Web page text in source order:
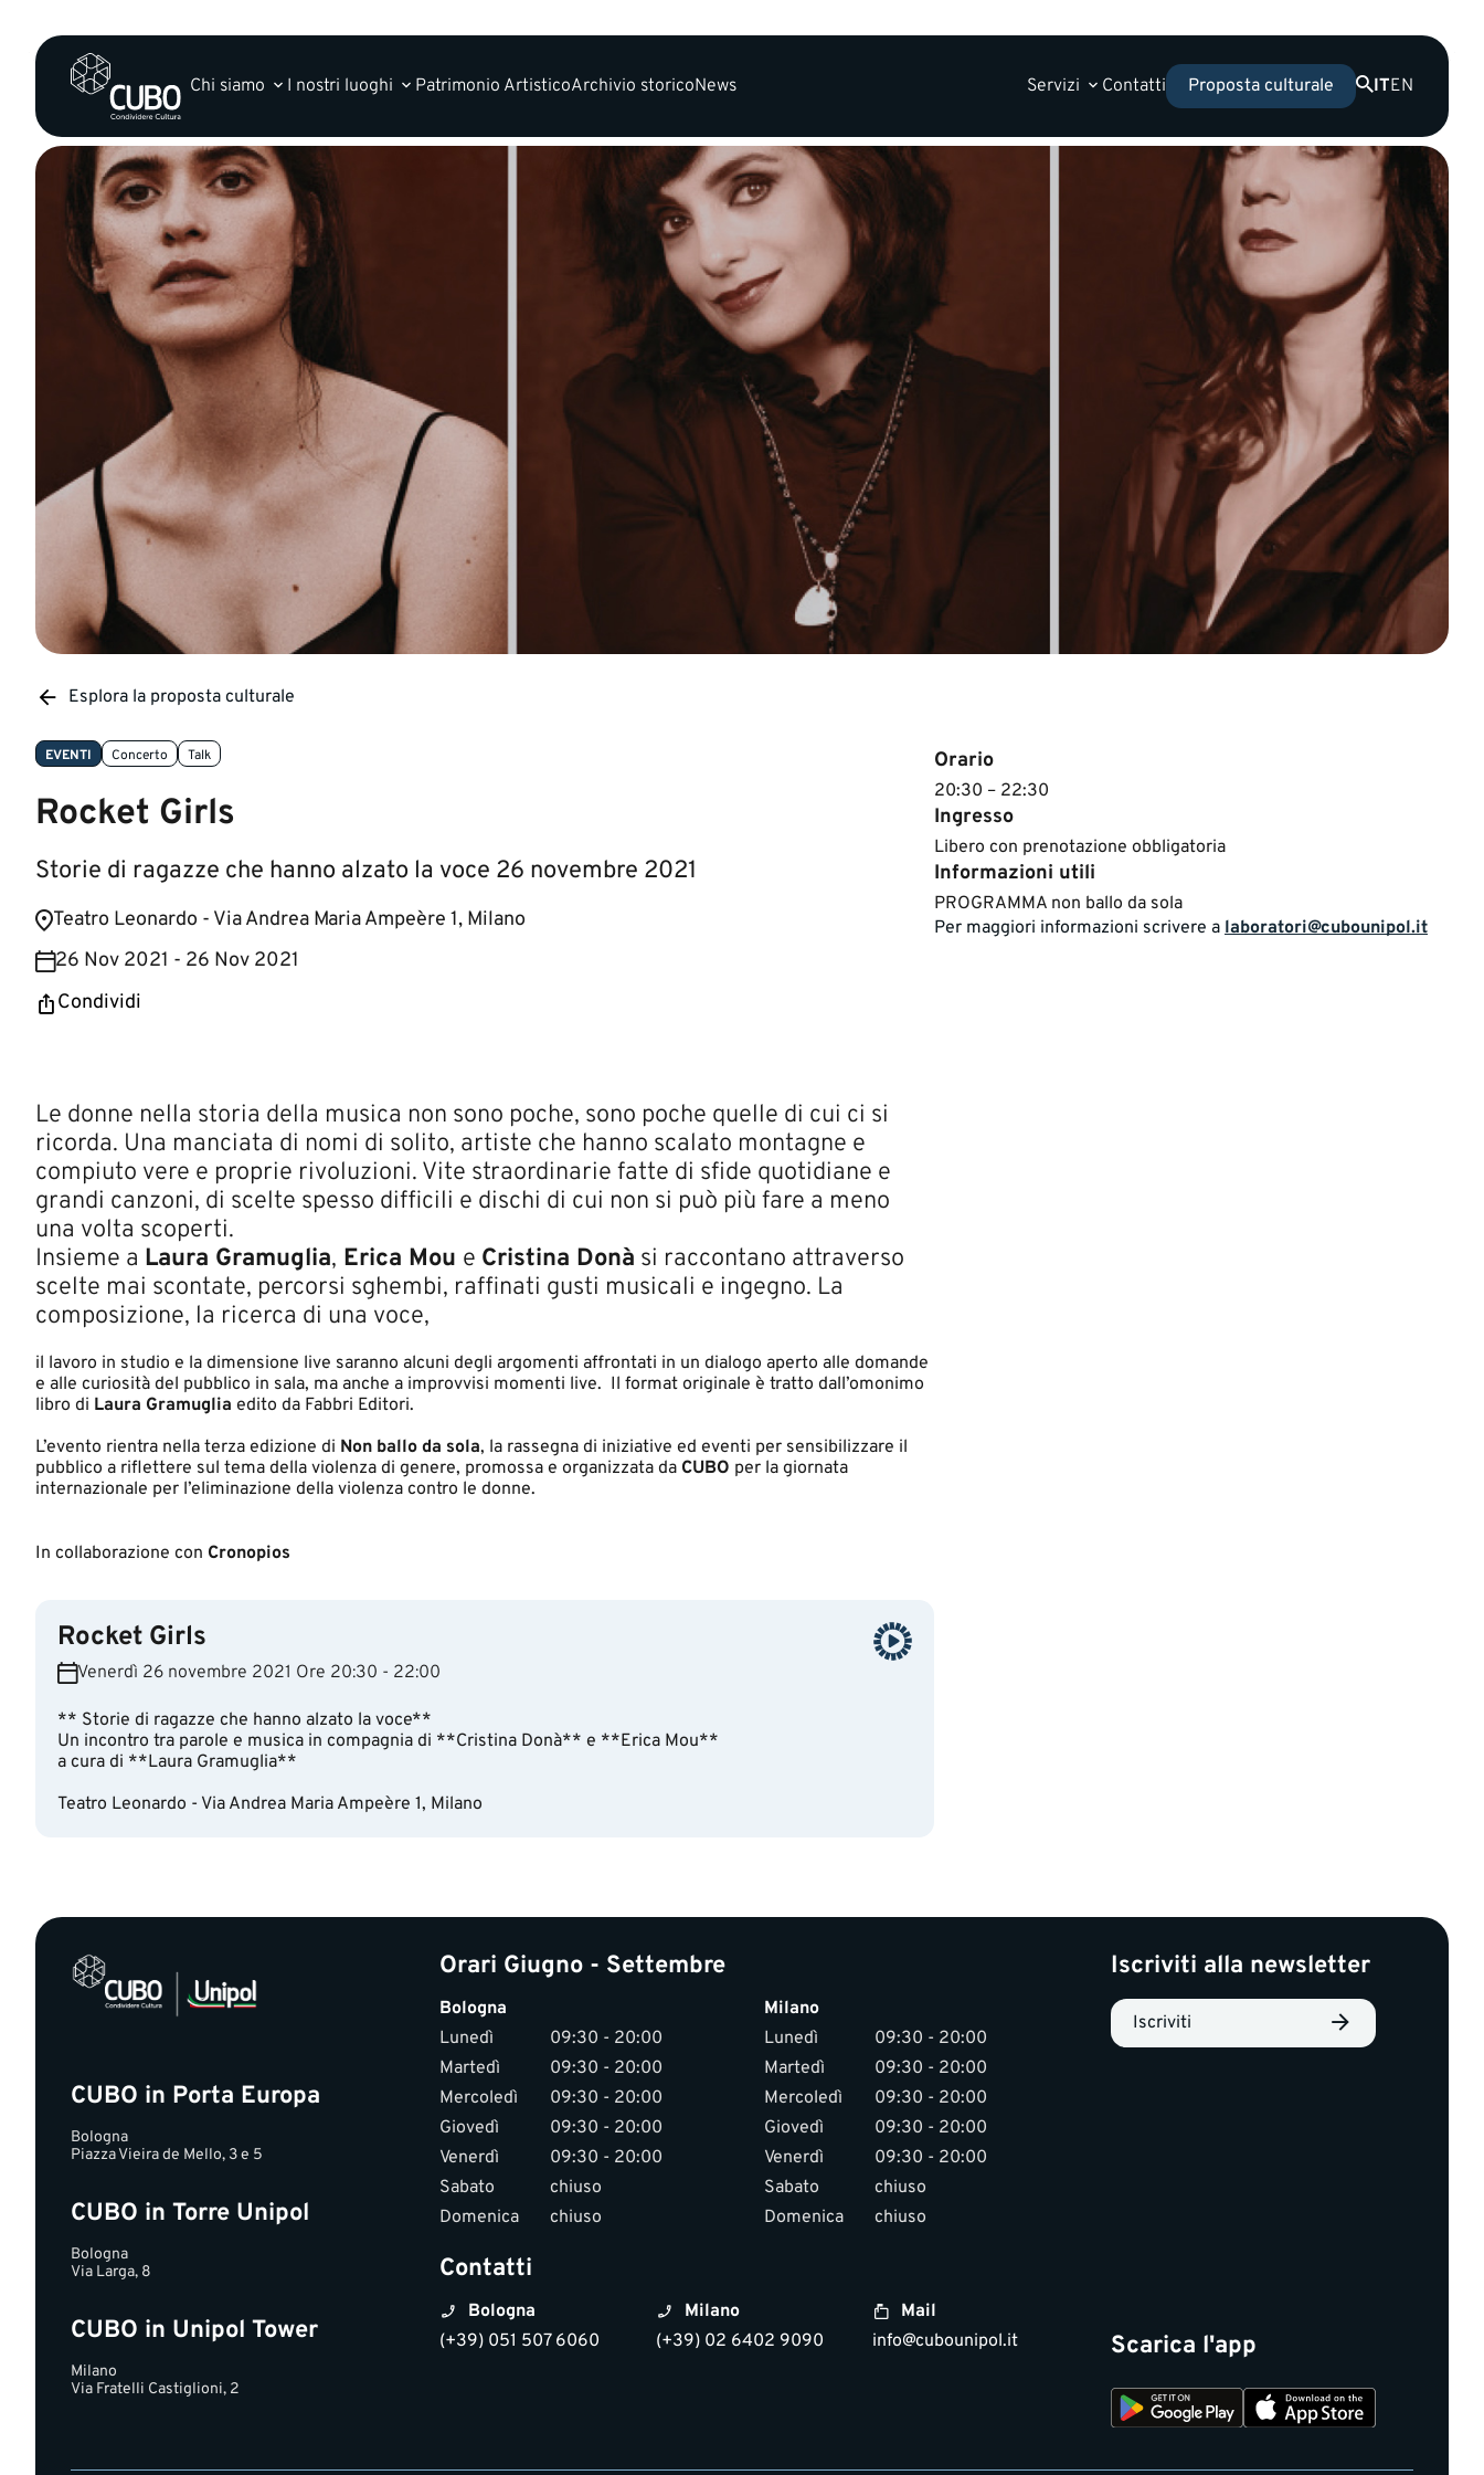
Chi siamo I nostri luoghi Patrimonio ArtisticoArchivio storicoNews Servizi Contatti Proposta culturale ITEN
Esplora la proposta culturale
EVENTI Concerto Talk
Rocket Girls
Storie di ragazze che hanno alzato la voce 26 novembre 2021
​Teatro Leonardo - Via Andrea Maria Ampeère 1, Milano​
26 Nov 2021 - 26 Nov 2021
Condividi
Le donne nella storia della musica non sono poche, sono poche quelle di cui ci si
ricorda. Una manciata di nomi di solito, artiste che hanno scalato montagne e
compiuto vere e proprie rivoluzioni. Vite straordinarie fatte di sfide quotidiane e
grandi canzoni, di scelte spesso difficili e dischi di cui non si può più fare a meno
una volta scoperti.
Insieme a Laura Gramuglia, Erica Mou e Cristina Donà si raccontano attraverso
scelte mai scontate, percorsi sghembi, raffinati gusti musicali e ingegno. La
composizione, la ricerca di una voce,
il lavoro in studio e la dimensione live saranno alcuni degli argomenti affrontati in un dialogo aperto alle domande
e alle curiosità del pubblico in sala, ma anche a improvvisi momenti live. Il format originale è tratto dall’omonimo
libro di Laura Gramuglia edito da Fabbri Editori.
L’evento rientra nella terza edizione di Non ballo da sola, la rassegna di iniziative ed eventi per sensibilizzare il
pubblico a riflettere sul tema della violenza di genere, promossa e organizzata da CUBO per la giornata
internazionale per l’eliminazione della violenza contro le donne.
In collaborazione con Cronopios
Rocket Girls
Venerdì 26 novembre 2021 Ore 20:30 - 22:00
** Storie di ragazze che hanno alzato la voce**
Un incontro tra parole e musica in compagnia di **Cristina Donà** e **Erica Mou**
a cura di **Laura Gramuglia**
Teatro Leonardo - Via Andrea Maria Ampeère 1, Milano
Orario
​​20:30 – 22:30
Ingresso
Libero con prenotazione obbligatoria
Informazioni utili
​PROGRAMMA non ballo da sola​
Per maggiori informazioni scrivere a laboratori@cubounipol.it
CUBO in Porta Europa
Bologna
Piazza Vieira de Mello, 3 e 5
CUBO in Torre Unipol
Bologna
Via Larga, 8
CUBO in Unipol Tower
Milano
Via Fratelli Castiglioni, 2
Orari Giugno - Settembre
Bologna
Lunedì
09:30 - 20:00
Martedì
09:30 - 20:00
Mercoledì
09:30 - 20:00
Giovedì
09:30 - 20:00
Venerdì
09:30 - 20:00
Sabato
chiuso
Domenica
chiuso
Milano
Lunedì
09:30 - 20:00
Martedì
09:30 - 20:00
Mercoledì
09:30 - 20:00
Giovedì
09:30 - 20:00
Venerdì
09:30 - 20:00
Sabato
chiuso
Domenica
chiuso
Contatti
Bologna
(+39) 051 507 6060
Milano
(+39) 02 6402 9090
Mail
info@cubounipol.it
Iscriviti alla newsletter
Iscriviti
Scarica l'app